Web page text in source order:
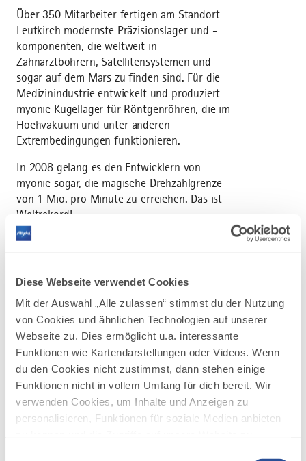
Diese Webseite verwendet Cookies
Mit der Auswahl „Alle zulassen“ stimmst du der Nutzung
von Cookies und ähnlichen Technologien auf unserer
Webseite zu. Dies ermöglicht u.a. interessante
Funktionen wie Kartendarstellungen oder Videos. Wenn
du den Cookies nicht zustimmst, dann stehen einige
Funktionen nicht in vollem Umfang für dich bereit. Wir
verwenden Cookies, um Inhalte und Anzeigen zu
personalisieren, Funktionen für soziale Medien anbieten
Über 350 Mitarbeiter fertigen am Standort
Leutkirch modernste Präzisionslager und -
komponenten, die weltweit in
Zahnarztbohrern, Satellitensystemen und
sogar auf dem Mars zu finden sind. Für die
Medizinindustrie entwickelt und produziert
myonic Kugellager für Röntgenröhren, die im
Hochvakuum und unter anderen
Extrembedingungen funktionieren.
In 2008 gelang es den Entwicklern von
myonic sogar, die magische Drehzahlgrenze
von 1 Mio. pro Minute zu erreichen. Das ist
Weltrekord!
Zur Gruppe zählen neben dem Hauptstandort
Leutkirch im Allgäu ein Montagewerk in
Vertriebsniederlassungen. myonic agiert seit
einigen Jahren im Verbund der japanischen
MinebeaMitsumi Inc., dem weltgrößten
Miniaturkugellagerhersteller mit seinerseits
über 100.000 Mitarbeitern in 18 Ländern.
Ein great place to work!
Bodenständiges Qualitätsbewusstsein und
hochmoderne Spitzentechnologie - bei
myonic geht das Hand in Hand. Doch ein